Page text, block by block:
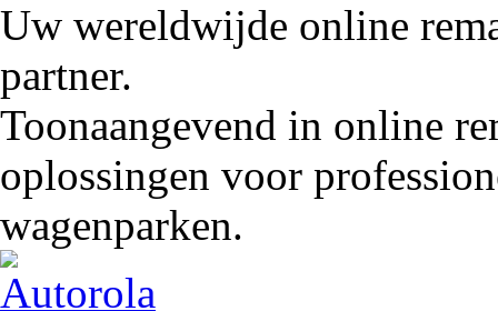
Uw wereldwijde online
partner.
Toonaangevend in online
oplossingen voor
wagenparken.